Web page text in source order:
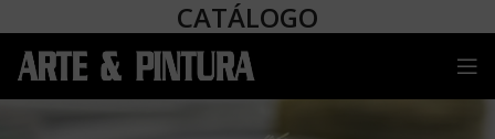
CATÁLOGO